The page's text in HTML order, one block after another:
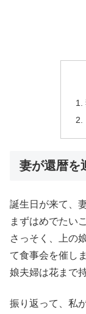
妻が還暦を
誕生日が来て、
まずはめでたい
さっそく、上の
て食事会を催し
娘夫婦は花まで
振り返って、私